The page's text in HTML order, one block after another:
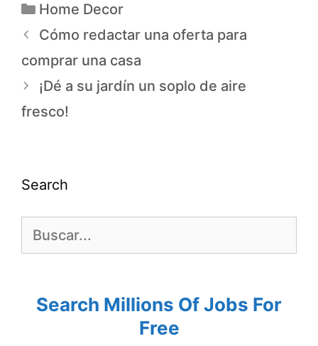
Home Decor
Cómo redactar una oferta para
comprar una casa
¡Dé a su jardín un soplo de aire
fresco!
Search
Search Millions Of Jobs For
Free